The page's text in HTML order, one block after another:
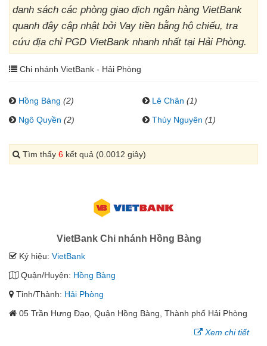
danh sách các phòng giao dịch ngân hàng VietBank
quanh đây cập nhật bởi Vay tiền bằng hộ chiếu, tra
cứu địa chỉ PGD VietBank nhanh nhất tại Hải Phòng.
Chi nhánh VietBank - Hải Phòng
Hồng Bàng (2) Lê Chân (1)
Ngô Quyền (2) Thủy Nguyên (1)
Tìm thấy 6 kết quả (0.0012 giây)
VietBank Chi nhánh Hồng Bàng
Ký hiệu: VietBank
Quận/Huyện: Hồng Bàng
Tỉnh/Thành: Hải Phòng
05 Trần Hưng Đạo, Quận Hồng Bàng, Thành phố Hải Phòng
Xem chi tiết